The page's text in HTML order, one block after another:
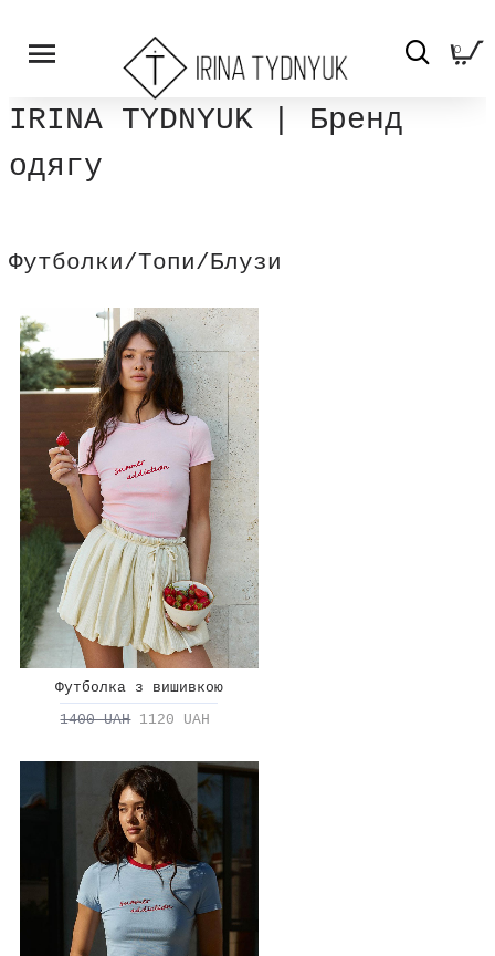
0
IRINA TYDNYUK | Бренд
одягу
Футболки/Топи/Блузи
Футболка з вишивкою
1400 UAH 1120 UAH